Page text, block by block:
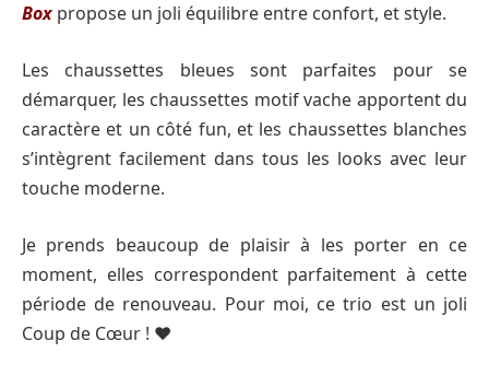
Box propose un joli équilibre entre confort, et style.
Les chaussettes bleues sont parfaites pour se
démarquer, les chaussettes motif vache apportent du
caractère et un côté fun, et les chaussettes blanches
s’intègrent facilement dans tous les looks avec leur
touche moderne.
Je prends beaucoup de plaisir à les porter en ce
moment, elles correspondent parfaitement à cette
période de renouveau. Pour moi, ce trio est un joli
Coup de Cœur ! ♥️